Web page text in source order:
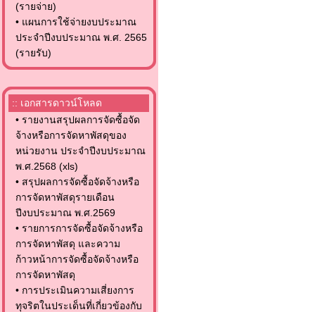
(รายจ่าย)
• แผนการใช้จ่ายงบประมาณ
ประจำปีงบประมาณ พ.ศ. 2565
(รายรับ)
:: เอกสารดาวน์โหลด
• รายงานสรุปผลการจัดซื้อจัด
จ้างหรือการจัดหาพัสดุของ
หน่วยงาน ประจำปีงบประมาณ
พ.ศ.2568 (xls)
• สรุปผลการจัดซื้อจัดจ้างหรือ
การจัดหาพัสดุรายเดือน
ปีงบประมาณ พ.ศ.2569
• รายการการจัดซื้อจัดจ้างหรือ
การจัดหาพัสดุ และความ
ก้าวหน้าการจัดซื้อจัดจ้างหรือ
การจัดหาพัสดุ
• การประเมินความเสี่ยงการ
ทุจริตในประเด็นที่เกี่ยวข้องกับ